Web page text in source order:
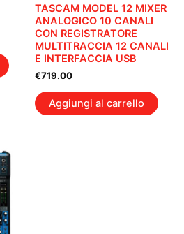
TASCAM MODEL 12 MIXER
ANALOGICO 10 CANALI
CON REGISTRATORE
MULTITRACCIA 12 CANALI
E INTERFACCIA USB
€719.00
Aggiungi al carrello